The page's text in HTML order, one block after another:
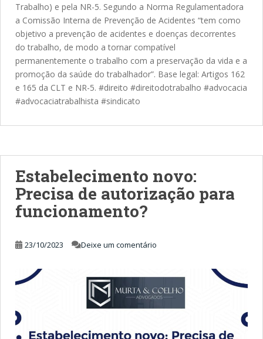
Trabalho) e pela NR-5. Segundo a Norma Regulamentadora
a Comissão Interna de Prevenção de Acidentes “tem como
objetivo a prevenção de acidentes e doenças decorrentes
do trabalho, de modo a tornar compatível
permanentemente o trabalho com a preservação da vida e a
promoção da saúde do trabalhador”. Base legal: Artigos 162
e 165 da CLT e NR-5. #direito #direitodotrabalho #advocacia
#advocaciatrabalhista #sindicato
Estabelecimento novo:
Precisa de autorização para
funcionamento?
23/10/2023 Deixe um comentário